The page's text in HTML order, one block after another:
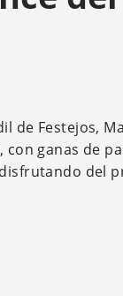
de Festejos,
ganas de
del